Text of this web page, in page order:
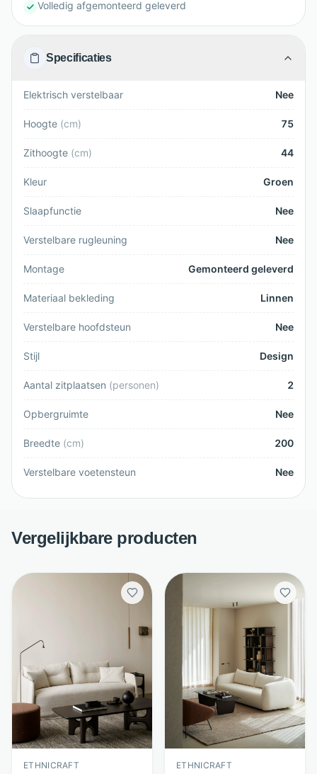
Volledig afgemonteerd geleverd
Specificaties
Elektrisch verstelbaar Nee
Hoogte (cm) 75
Zithoogte (cm) 44
Kleur Groen
Slaapfunctie Nee
Verstelbare rugleuning Nee
Montage Gemonteerd geleverd
Materiaal bekleding Linnen
Verstelbare hoofdsteun Nee
Stijl Design
Aantal zitplaatsen (personen) 2
Opbergruimte Nee
Breedte (cm) 200
Verstelbare voetensteun Nee
Vergelijkbare producten
ETHNICRAFT ETHNICRAFT